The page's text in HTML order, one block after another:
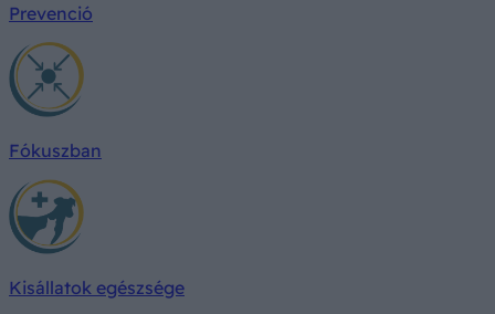
Prevenció
Fókuszban
Kisállatok egészsége